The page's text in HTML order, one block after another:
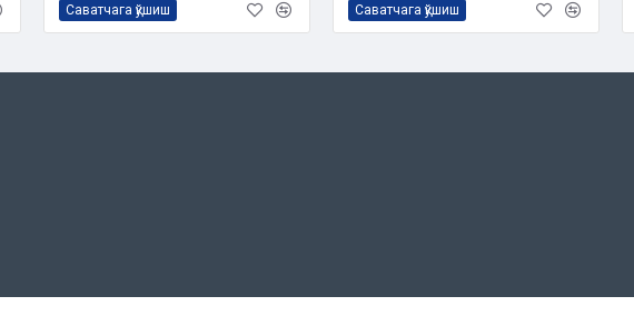
Саватчага қўшиш Саватчага қўшиш